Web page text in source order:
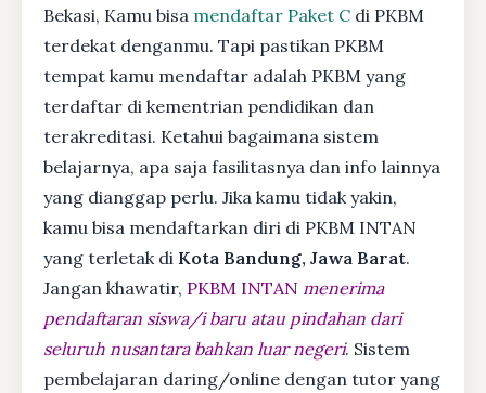
Bekasi, Kamu bisa mendaftar Paket C di PKBM
terdekat denganmu. Tapi pastikan PKBM
tempat kamu mendaftar adalah PKBM yang
terdaftar di kementrian pendidikan dan
terakreditasi. Ketahui bagaimana sistem
belajarnya, apa saja fasilitasnya dan info lainnya
yang dianggap perlu. Jika kamu tidak yakin,
kamu bisa mendaftarkan diri di PKBM INTAN
yang terletak di Kota Bandung, Jawa Barat.
Jangan khawatir, PKBM INTAN menerima
pendaftaran siswa/i baru atau pindahan dari
seluruh nusantara bahkan luar negeri. Sistem
pembelajaran daring/online dengan tutor yang